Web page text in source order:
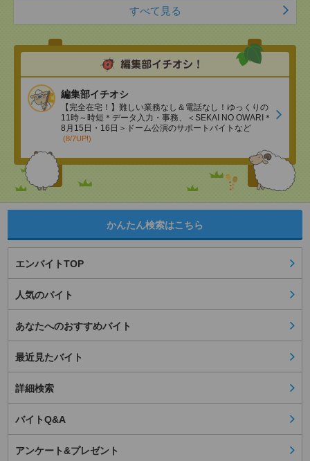
すべて見る
編集部イチオシ
【完全在宅！】難しい業務なし＆電話なし！ゆっくりの
11時～時短＊データ入力・事務、＜SEKAI NO OWARI＊
8月15日・16日＞ドーム公演のサポートバイトなど
(8/7UP!)
かんたん検索はこちら
エンバイトTOP
人気のバイト
あなたへのおすすめバイト
最近見たバイト
詳細検索
バイトQ&A
アンケート&プレゼント